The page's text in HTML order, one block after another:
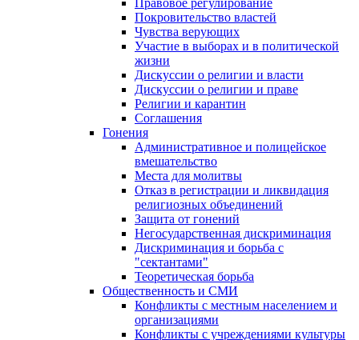
Правовое регулирование
Покровительство властей
Чувства верующих
Участие в выборах и в политической
жизни
Дискуссии о религии и власти
Дискуссии о религии и праве
Религии и карантин
Соглашения
Гонения
Административное и полицейское
вмешательство
Места для молитвы
Отказ в регистрации и ликвидация
религиозных объединений
Защита от гонений
Негосударственная дискриминация
Дискриминация и борьба с
"сектантами"
Теоретическая борьба
Общественность и СМИ
Конфликты с местным населением и
организациями
Конфликты с учреждениями культуры